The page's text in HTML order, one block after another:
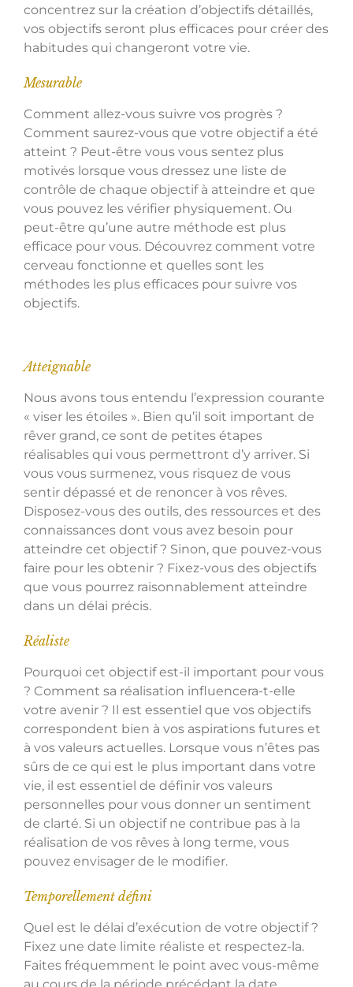
concentrez sur la création d’objectifs détaillés,
vos objectifs seront plus efficaces pour créer des
habitudes qui changeront votre vie.
Mesurable
Comment allez-vous suivre vos progrès ?
Comment saurez-vous que votre objectif a été
atteint ? Peut-être vous vous sentez plus
motivés lorsque vous dressez une liste de
contrôle de chaque objectif à atteindre et que
vous pouvez les vérifier physiquement. Ou
peut-être qu’une autre méthode est plus
efficace pour vous. Découvrez comment votre
cerveau fonctionne et quelles sont les
méthodes les plus efficaces pour suivre vos
objectifs.
Atteignable
Nous avons tous entendu l’expression courante
« viser les étoiles ». Bien qu’il soit important de
rêver grand, ce sont de petites étapes
réalisables qui vous permettront d’y arriver. Si
vous vous surmenez, vous risquez de vous
sentir dépassé et de renoncer à vos rêves.
Disposez-vous des outils, des ressources et des
connaissances dont vous avez besoin pour
atteindre cet objectif ? Sinon, que pouvez-vous
faire pour les obtenir ? Fixez-vous des objectifs
que vous pourrez raisonnablement atteindre
dans un délai précis.
Réaliste
Pourquoi cet objectif est-il important pour vous
? Comment sa réalisation influencera-t-elle
votre avenir ? Il est essentiel que vos objectifs
correspondent bien à vos aspirations futures et
à vos valeurs actuelles. Lorsque vous n’êtes pas
sûrs de ce qui est le plus important dans votre
vie, il est essentiel de définir vos valeurs
personnelles pour vous donner un sentiment
de clarté. Si un objectif ne contribue pas à la
réalisation de vos rêves à long terme, vous
pouvez envisager de le modifier.
Temporellement défini
Quel est le délai d’exécution de votre objectif ?
Fixez une date limite réaliste et respectez-la.
Faites fréquemment le point avec vous-même